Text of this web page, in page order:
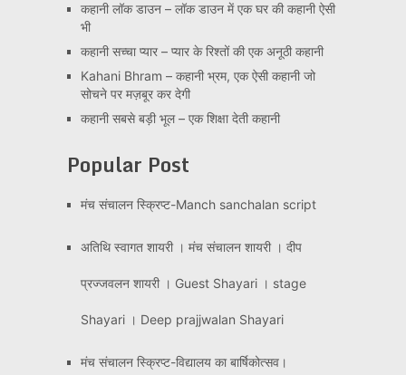
कहानी लॉक डाउन – लॉक डाउन में एक घर की कहानी ऐसी
भी
कहानी सच्चा प्यार – प्यार के रिश्तों की एक अनूठी कहानी
Kahani Bhram – कहानी भ्रम, एक ऐसी कहानी जो
सोचने पर मज़बूर कर देगी
कहानी सबसे बड़ी भूल – एक शिक्षा देती कहानी
Popular Post
मंच संचालन स्क्रिप्ट-Manch sanchalan script
अतिथि स्वागत शायरी । मंच संचालन शायरी । दीप
प्रज्जवलन शायरी । Guest Shayari । stage
Shayari । Deep prajjwalan Shayari
मंच संचालन स्क्रिप्ट-विद्यालय का बार्षिकोत्सव।